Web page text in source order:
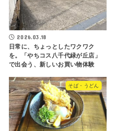
2026.03.18
日常に、ちょっとしたワクワク
を。「やちコス八千代緑が丘店」
で出会う、新しいお買い物体験
そば・うどん